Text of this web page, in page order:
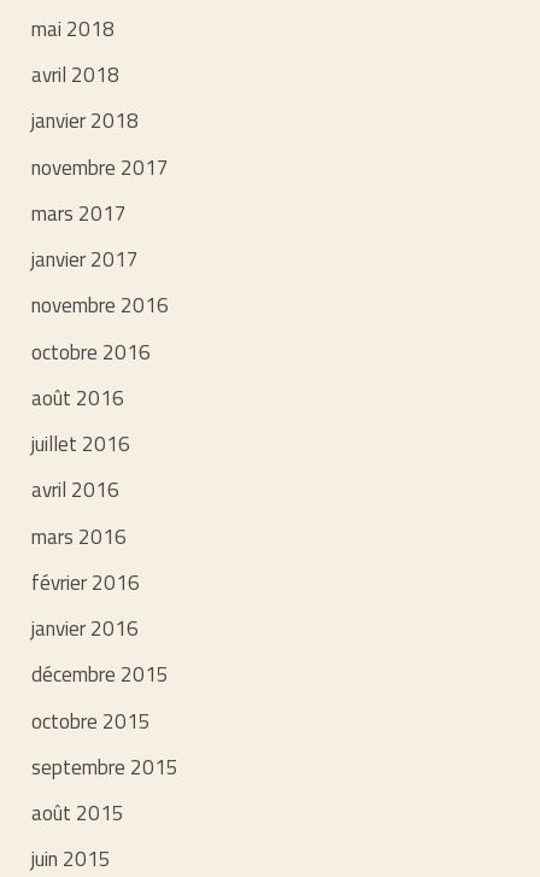
mai 2018
avril 2018
janvier 2018
novembre 2017
mars 2017
janvier 2017
novembre 2016
octobre 2016
août 2016
juillet 2016
avril 2016
mars 2016
février 2016
janvier 2016
décembre 2015
octobre 2015
septembre 2015
août 2015
juin 2015